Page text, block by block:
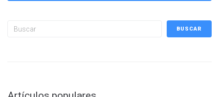
Buscar BUSCAR